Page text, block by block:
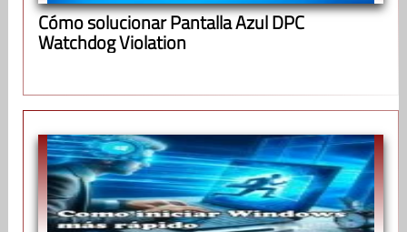
Cómo solucionar Pantalla Azul DPC
Watchdog Violation